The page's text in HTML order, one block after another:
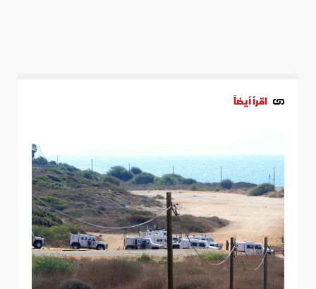
اقرأ أيضاً